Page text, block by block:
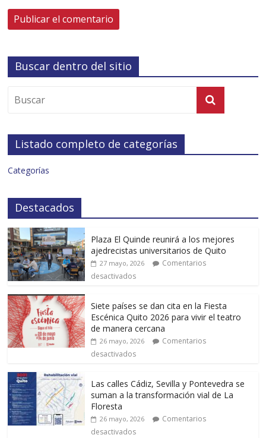
Buscar dentro del sitio
Listado completo de categorías
Categorías
Destacados
Plaza El Quinde reunirá a los mejores
ajedrecistas universitarios de Quito
27 mayo, 2026
Comentarios
desactivados
Siete países se dan cita en la Fiesta
Escénica Quito 2026 para vivir el teatro
de manera cercana
26 mayo, 2026
Comentarios
desactivados
Las calles Cádiz, Sevilla y Pontevedra se
suman a la transformación vial de La
Floresta
26 mayo, 2026
Comentarios
desactivados